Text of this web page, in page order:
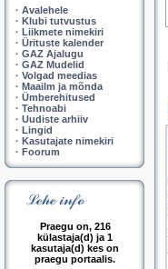
· Avalehele
· Klubi tutvustus
· Liikmete nimekiri
· Ürituste kalender
· GAZ Ajalugu
· GAZ Mudelid
· Volgad meedias
· Maailm ja mõnda
· Ümberehitused
· Tehnoabi
· Uudiste arhiiv
· Lingid
· Kasutajate nimekiri
· Foorum
Praegu on, 216
külastaja(d) ja 1
kasutaja(d) kes on
praegu portaalis.